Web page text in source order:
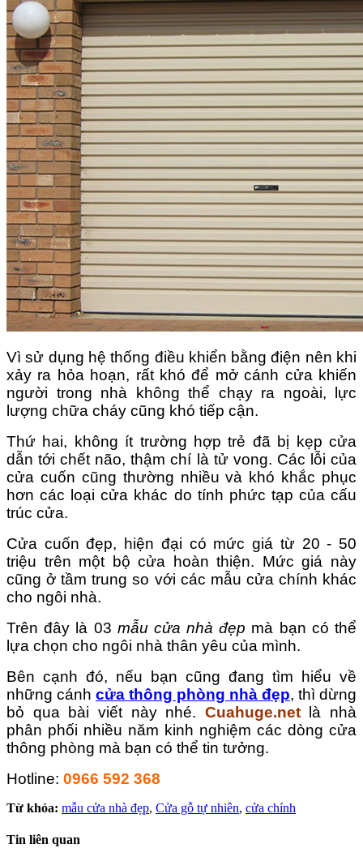
Vì sử dụng hệ thống điều khiển bằng điện nên khi
xảy ra hỏa hoạn, rất khó để mở cánh cửa khiến
người trong nhà không thể chạy ra ngoài, lực
lượng chữa cháy cũng khó tiếp cận.
Thứ hai, không ít trường hợp trẻ đã bị kẹp cửa
dẫn tới chết não, thậm chí là tử vong. Các lỗi của
cửa cuốn cũng thường nhiều và khó khắc phục
hơn các loại cửa khác do tính phức tạp của cấu
trúc cửa.
Cửa cuốn đẹp, hiện đại có mức giá từ 20 - 50
triệu trên một bộ cửa hoàn thiện. Mức giá này
cũng ở tầm trung so với các mẫu cửa chính khác
cho ngôi nhà.
Trên đây là 03 mẫu cửa nhà đẹp mà bạn có thể
lựa chọn cho ngôi nhà thân yêu của mình.
Bên cạnh đó, nếu bạn cũng đang tìm hiểu về
những cánh cửa thông phòng nhà đẹp, thì dừng
bỏ qua bài viết này nhé. Cuahuge.netlà nhà
phân phối nhiều năm kinh nghiệm các dòng cửa
thông phòng mà bạn có thể tin tưởng.
Hotline: 0966 592 368
Từ khóa: mẫu cửa nhà đẹp, Cửa gỗ tự nhiên, cửa chính
Tin liên quan